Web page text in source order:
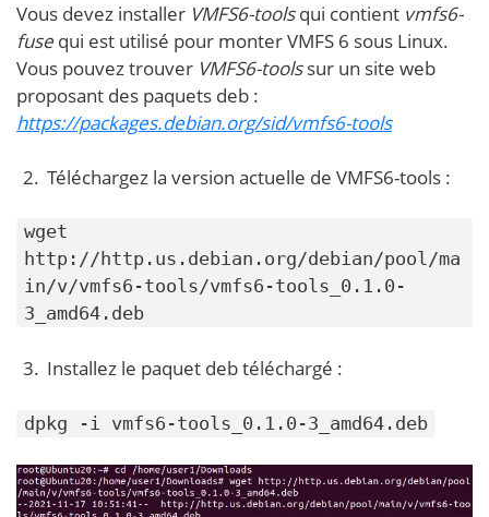
Vous devez installer VMFS6-toolsqui contient vmfs6-
fuse qui est utilisé pour monter VMFS 6 sous Linux.
Vous pouvez trouver VMFS6-toolssur un site web
proposant des paquets deb :
https://packages.debian.org/sid/vmfs6-tools
Téléchargez la version actuelle de VMFS6-tools :
wget
http://http.us.debian.org/debian/pool/ma
in/v/vmfs6-tools/vmfs6-tools_0.1.0-
3_amd64.deb
Installez le paquet deb téléchargé :
dpkg -i vmfs6-tools_0.1.0-3_amd64.deb